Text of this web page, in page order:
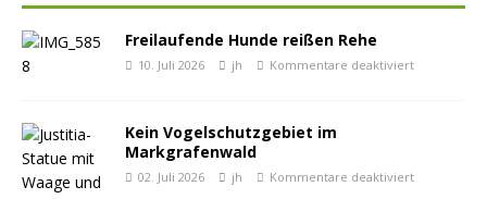
Freilaufende Hunde reißen Rehe
10. Juli 2026 jh Kommentare deaktiviert
Kein Vogelschutzgebiet im
Markgrafenwald
02. Juli 2026 jh Kommentare deaktiviert